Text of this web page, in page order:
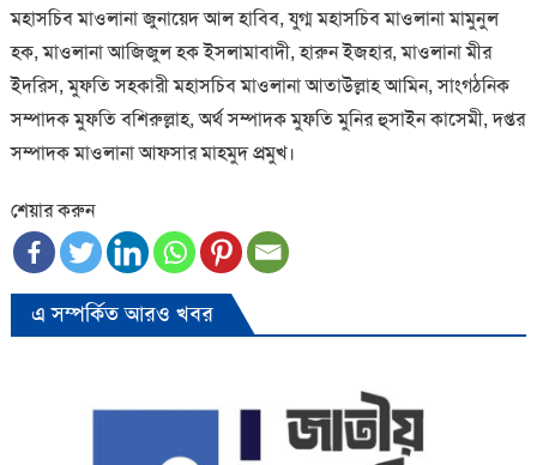
মহাসচিব মাওলানা জুনায়েদ আল হাবিব, যুগ্ম মহাসচিব মাওলানা মামুনুল
হক, মাওলানা আজিজুল হক ইসলামাবাদী, হারুন ইজহার, মাওলানা মীর
ইদরিস, মুফতি সহকারী মহাসচিব মাওলানা আতাউল্লাহ আমিন, সাংগঠনিক
সম্পাদক মুফতি বশিরুল্লাহ, অর্থ সম্পাদক মুফতি মুনির হুসাইন কাসেমী, দপ্তর
সম্পাদক মাওলানা আফসার মাহমুদ প্রমুখ।
শেয়ার করুন
এ সম্পর্কিত আরও খবর